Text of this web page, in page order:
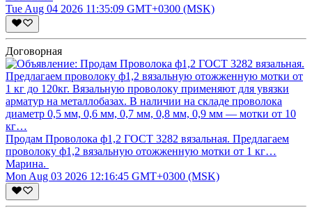
Tue Aug 04 2026 11:35:09 GMT+0300 (MSK)
Договорная
Продам Проволока ф1,2 ГОСТ 3282 вязальная. Предлагаем
проволоку ф1,2 вязальную отожженную мотки от 1 кг…
Марина.
Mon Aug 03 2026 12:16:45 GMT+0300 (MSK)